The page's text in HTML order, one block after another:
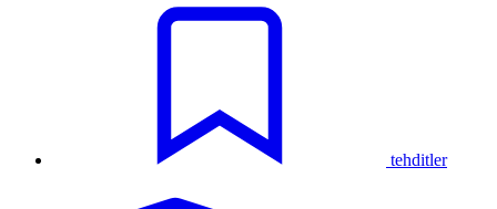
tehditler